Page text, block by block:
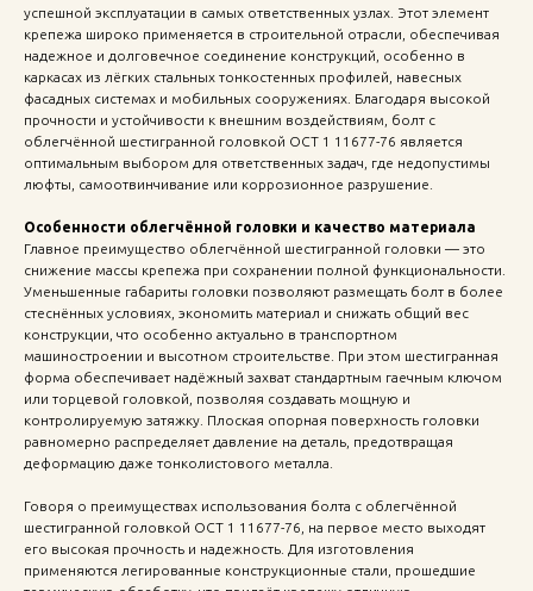
успешной эксплуатации в самых ответственных узлах. Этот элемент
крепежа широко применяется в строительной отрасли, обеспечивая
надежное и долговечное соединение конструкций, особенно в
каркасах из лёгких стальных тонкостенных профилей, навесных
фасадных системах и мобильных сооружениях. Благодаря высокой
прочности и устойчивости к внешним воздействиям, болт с
облегчённой шестигранной головкой ОСТ 1 11677-76 является
оптимальным выбором для ответственных задач, где недопустимы
люфты, самоотвинчивание или коррозионное разрушение.
Особенности облегчённой головки и качество материала
Главное преимущество облегчённой шестигранной головки — это
снижение массы крепежа при сохранении полной функциональности.
Уменьшенные габариты головки позволяют размещать болт в более
стеснённых условиях, экономить материал и снижать общий вес
конструкции, что особенно актуально в транспортном
машиностроении и высотном строительстве. При этом шестигранная
форма обеспечивает надёжный захват стандартным гаечным ключом
или торцевой головкой, позволяя создавать мощную и
контролируемую затяжку. Плоская опорная поверхность головки
равномерно распределяет давление на деталь, предотвращая
деформацию даже тонколистового металла.
Говоря о преимуществах использования болта с облегчённой
шестигранной головкой ОСТ 1 11677-76, на первое место выходят
его высокая прочность и надежность. Для изготовления
применяются легированные конструкционные стали, прошедшие